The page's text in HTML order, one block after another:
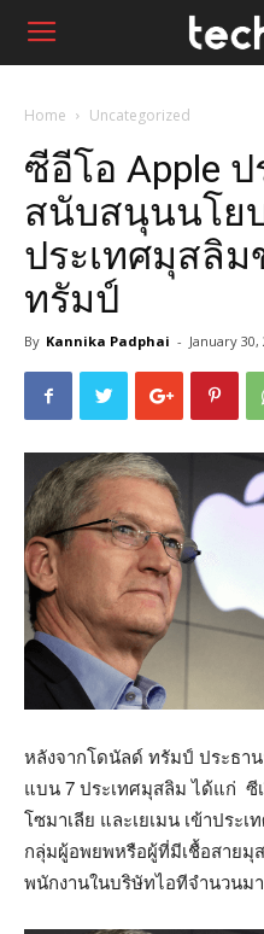
Home Uncategorized
ซีอีโอ Apple
สนับสนุนนโย
ประเทศมุสลิ
ทรัมป์
By Kannika Padphai - January 30,
หลังจากโดนัลด์ ทรัมป์ ประธา
แบน 7 ประเทศมุสลิม ได้แก่ ซี
โซมาเลีย และเยเมน เข้าประ
กลุ่มผู้อพยพหรือผู้ที่มีเชื้อสายมุ
พนักงานในบริษัทไอทีจำนวนม